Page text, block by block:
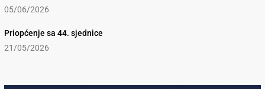
05/06/2026
Priopćenje sa 44. sjednice
21/05/2026